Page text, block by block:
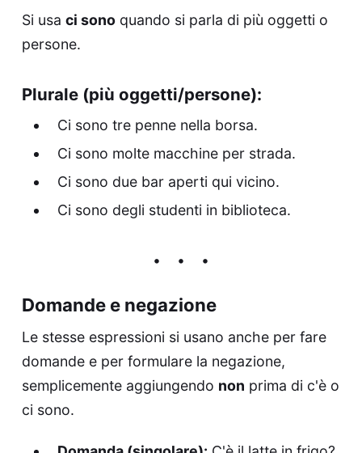
Si usa ci sonoquando si parla di più oggetti o
persone.
Plurale (più oggetti/persone):
Ci sono tre penne nella borsa.
Ci sono molte macchine per strada.
Ci sono due bar aperti qui vicino.
Ci sono degli studenti in biblioteca.
Domande e negazione
Le stesse espressioni si usano anche per fare
domande e per formulare la negazione,
semplicemente aggiungendo non prima di c'è o
ci sono.